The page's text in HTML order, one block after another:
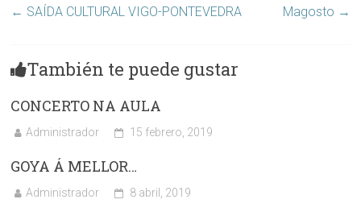
← SAÍDA CULTURAL VIGO-PONTEVEDRA Magosto →
También te puede gustar
CONCERTO NA AULA
Administrador 15 febrero, 2019
GOYA Á MELLOR…
Administrador 8 abril, 2019